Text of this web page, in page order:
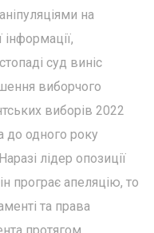
на
суд виніс
виборчого
виборів 2022
до одного року
лідер опозиції
програє апеляцію, то
та права